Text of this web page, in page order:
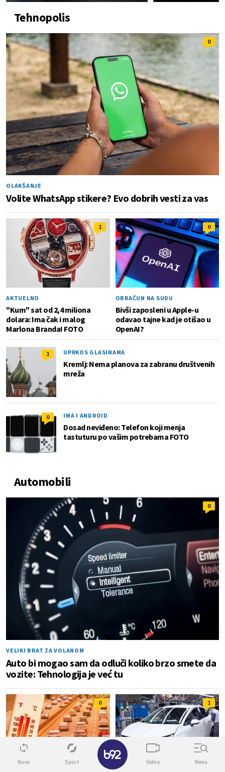
Tehnopolis
0
OLAKŠANJE
Volite WhatsApp stikere? Evo dobrih vesti za vas
1
AKTUELNO
"Kum" sat od 2,4 miliona
dolara: Ima čak i malog
Marlona Branda! FOTO
0
OBRAČUN NA SUDU
Bivši zaposleni u Apple-u
odavao tajne kad je otišao u
OpenAI?
1 UPRKOS GLASINAMA
Kremlj: Nema planova za zabranu društvenih
mreža
0 IMA I ANDROID
Dosad neviđeno: Telefon koji menja
tastuturu po vašim potrebama FOTO
Automobili
0
VELIKI BRAT ZA VOLANOM
Auto bi mogao sam da odluči koliko brzo smete da
vozite: Tehnologija je već tu
0 1
Novo Sport Video Menu